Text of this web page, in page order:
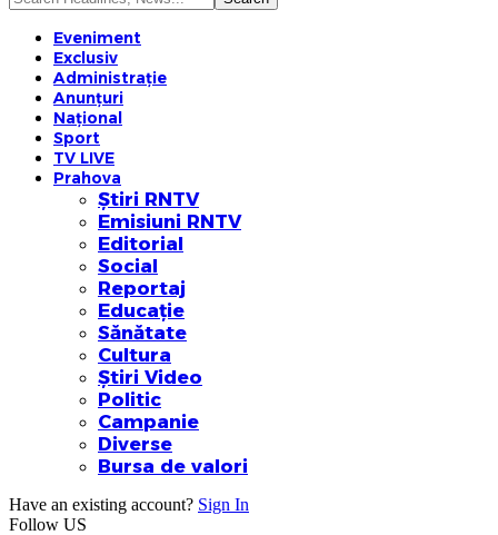
Eveniment
Exclusiv
Administrație
Anunțuri
Național
Sport
TV LIVE
Prahova
Știri RNTV
Emisiuni RNTV
Editorial
Social
Reportaj
Educație
Sănătate
Cultura
Știri Video
Politic
Campanie
Diverse
Bursa de valori
Have an existing account? Sign In
Follow US